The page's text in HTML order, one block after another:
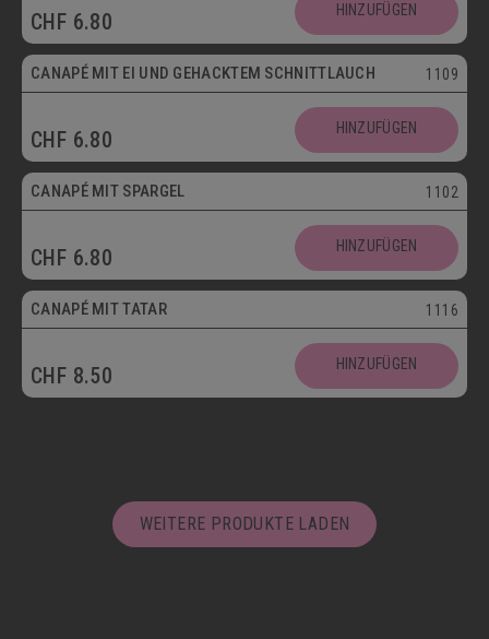
CHF 6.80 HINZUFÜGEN
Vegetarisch
CANAPÉ MIT EI UND GEHACKTEM SCHNITTLAUCH 1109
CHF 6.80 HINZUFÜGEN
CANAPÉ MIT SPARGEL 1102
CHF 6.80 HINZUFÜGEN
CANAPÉ MIT TATAR 1116
CHF 8.50 HINZUFÜGEN
WEITERE PRODUKTE LADEN